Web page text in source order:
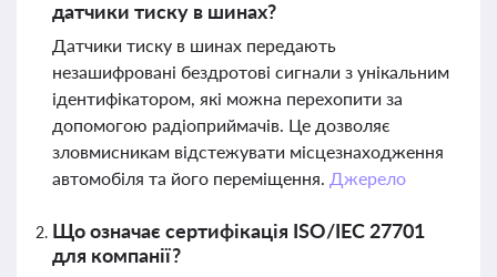
датчики тиску в шинах?
Датчики тиску в шинах передають
незашифровані бездротові сигнали з унікальним
ідентифікатором, які можна перехопити за
допомогою радіоприймачів. Це дозволяє
зловмисникам відстежувати місцезнаходження
автомобіля та його переміщення. Джерело
Що означає сертифікація ISO/IEC 27701
для компанії?